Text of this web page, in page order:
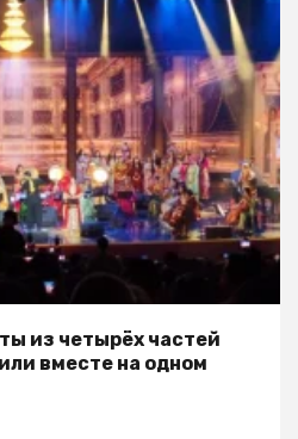
из четырёх частей
вместе на одном